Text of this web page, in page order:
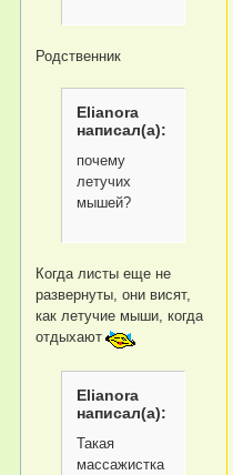
Родственник
Elianora
написал(а):
почему
летучих
мышей?
Когда листы еще не
развернуты, они висят,
как летучие мыши, когда
отдыхают
Elianora
написал(а):
Такая
массажистка